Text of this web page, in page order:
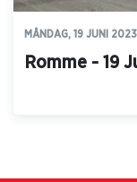
MÅNDAG, 19 JUNI 2023
Romme - 19